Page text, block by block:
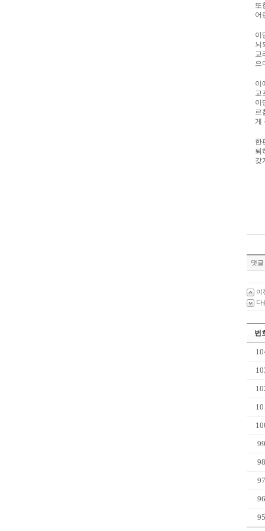
또
어
이
뇌
교
으
이
교
이
르
게
한
퇴
갖
댓글
이
다
번
99
98
97
96
95